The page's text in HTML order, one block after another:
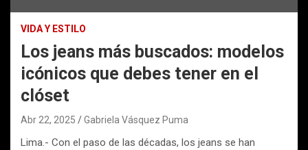
VIDA Y ESTILO
Los jeans más buscados: modelos
icónicos que debes tener en el
clóset
Abr 22, 2025 Gabriela Vásquez Puma
Lima.- Con el paso de las décadas, los jeans se han